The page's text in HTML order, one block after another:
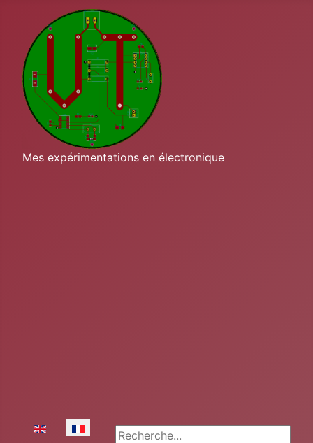
Mes expérimentations en électronique
Sélectionnez votre langue
Rechercher